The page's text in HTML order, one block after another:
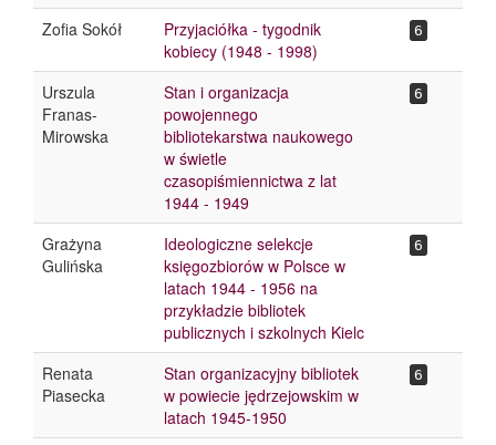
Zofia Sokół
Przyjaciółka - tygodnik
kobiecy (1948 - 1998)
6
Urszula
Franas-
Mirowska
Stan i organizacja
powojennego
bibliotekarstwa naukowego
w świetle
czasopiśmiennictwa z lat
1944 - 1949
6
Grażyna
Gulińska
Ideologiczne selekcje
księgozbiorów w Polsce w
latach 1944 - 1956 na
przykładzie bibliotek
publicznych i szkolnych Kielc
6
Renata
Piasecka
Stan organizacyjny bibliotek
w powiecie jędrzejowskim w
latach 1945-1950
6